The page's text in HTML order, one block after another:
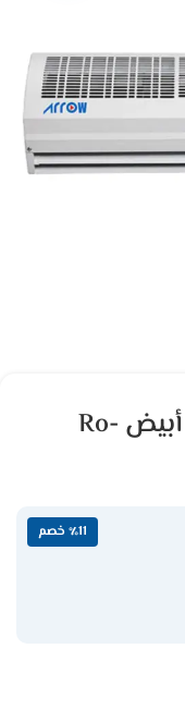
ستارة هوائية ارو 90 سم – أبيض Ro-
٪11 خصم